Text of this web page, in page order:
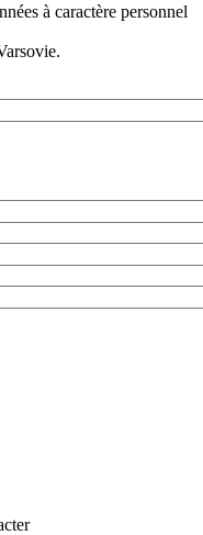
à caractère personnel